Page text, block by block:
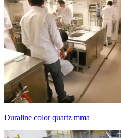
duraline color quartz mma